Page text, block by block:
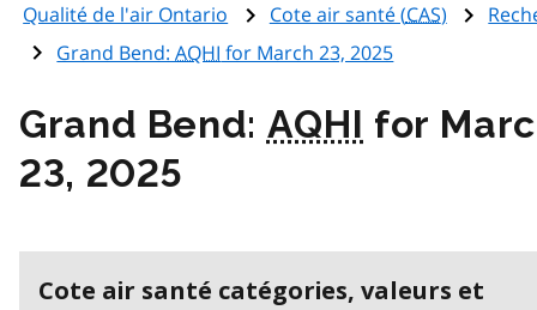
Qualité de l'air Ontario Cote air santé (CAS)
Grand Bend:AQHI for March 23, 2025
Grand Bend: AQHI for
23, 2025
Cote air santé catégories, valeurs et